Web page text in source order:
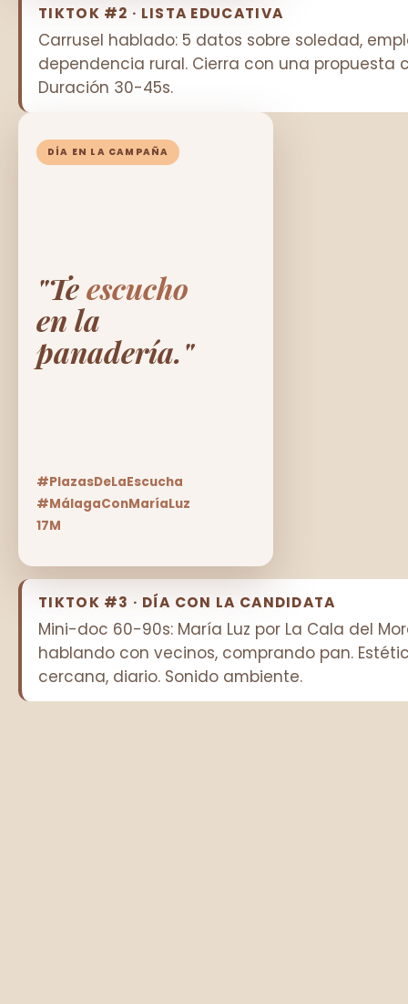
TIKTOK #2 · LISTA EDUCATIVA
Carrusel hablado: 5 datos sobre soledad,
dependencia rural. Cierra con una propuesta
Duración 30-45s.
DÍA EN LA CAMPAÑA
"Teescucho
en la
panadería."
#PlazasDeLaEscucha
#MálagaConMaríaLuz
17M
TIKTOK #3 · DÍA CON LA CANDIDATA
Mini-doc 60-90s: María Luz por La Cala del
hablando con vecinos, comprando pan.
cercana, diario. Sonido ambiente.